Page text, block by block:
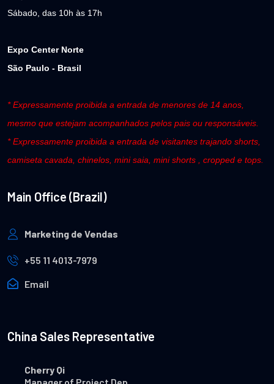
Sábado, das 10h às 17h
Expo Center Norte
São Paulo - Brasil
* Expressamente proibida a entrada de menores de 14 anos,
mesmo que estejam acompanhados pelos pais ou responsáveis.
* Expressamente proibida a entrada de visitantes trajando shorts,
camiseta cavada, chinelos, mini saia, mini shorts , cropped e tops.
Main Office (Brazil)
Marketing de Vendas
+55 11 4013-7979
Email
China Sales Representative
Cherry Qi